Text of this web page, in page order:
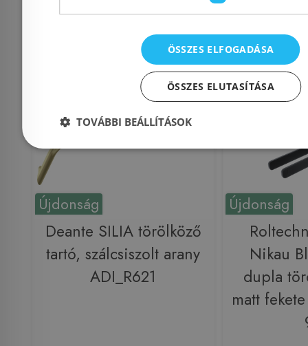
Kosárba
Újdonság
-9%
Deante SILIA törölköző
tartó, szálcsiszolt arany
ADI_R621
Újdonság
Rendelésre
Nikau
dupla
matt
ÖSSZES ELFOGADÁSA
ÖSSZES ELUTASÍTÁSA
TOVÁBBI BEÁLLÍTÁSOK